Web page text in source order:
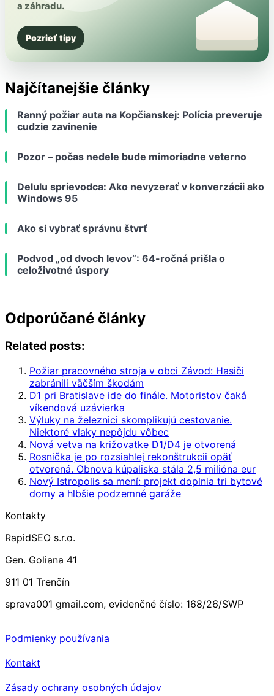
a záhradu.
Pozrieť tipy
Najčítanejšie články
Ranný požiar auta na Kopčianskej: Polícia preveruje
cudzie zavinenie
Pozor – počas nedele bude mimoriadne veterno
Delulu sprievodca: Ako nevyzerať v konverzácii ako
Windows 95
Ako si vybrať správnu štvrť
Podvod „od dvoch levov“: 64-ročná prišla o
celoživotné úspory
Odporúčané články
Related posts:
Požiar pracovného stroja v obci Závod: Hasiči
zabránili väčším škodám
D1 pri Bratislave ide do finále. Motoristov čaká
víkendová uzávierka
Výluky na železnici skomplikujú cestovanie.
Niektoré vlaky nepôjdu vôbec
Nová vetva na križovatke D1/D4 je otvorená
Rosnička je po rozsiahlej rekonštrukcii opäť
otvorená. Obnova kúpaliska stála 2,5 milióna eur
Nový Istropolis sa mení: projekt doplnia tri bytové
domy a hlbšie podzemné garáže
Kontakty
RapidSEO s.r.o.
Gen. Goliana 41
911 01 Trenčín
sprava001 gmail.com, evidenčné číslo: 168/26/SWP
Podmienky používania
Kontakt
Zásady ochrany osobných údajov